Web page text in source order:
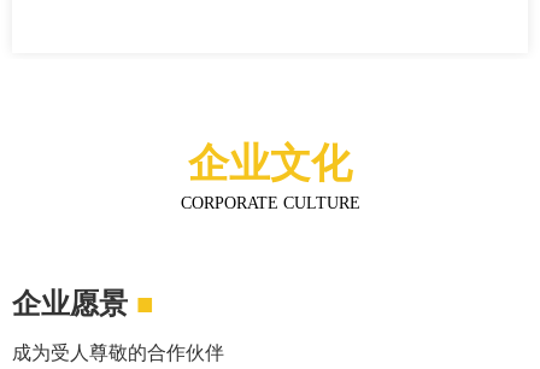
CORPORATE CULTURE
企业文化
企业愿景 ■
成为受人尊敬的合作伙伴